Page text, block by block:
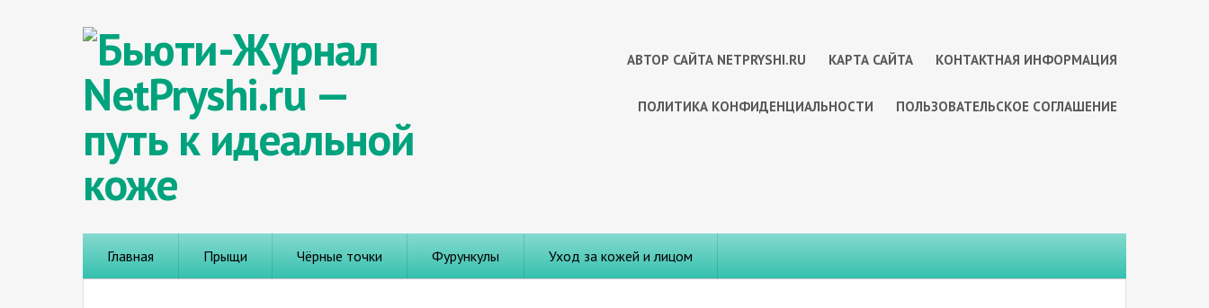
АВТОР САЙТА NETPRYSHI.RU КАРТА САЙТА КОНТАКТНАЯ ИНФОРМАЦИЯ
ПОЛИТИКА КОНФИДЕНЦИАЛЬНОСТИ ПОЛЬЗОВАТЕЛЬСКОЕ СОГЛАШЕНИЕ
Главная Прыщи Чёрные точки Фурункулы Уход за кожей и лицом